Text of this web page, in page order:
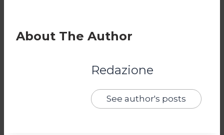
About The Author
Redazione
See author's posts